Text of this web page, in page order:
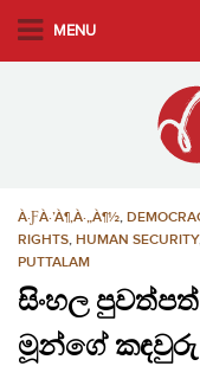
MENU
À·ƑÀ·’À¶‚À·„À¶½,
RIGHTS, HUMAN SECURITY
PUTTALAM
සිංහල
මූන්ගේ කඳවුරු